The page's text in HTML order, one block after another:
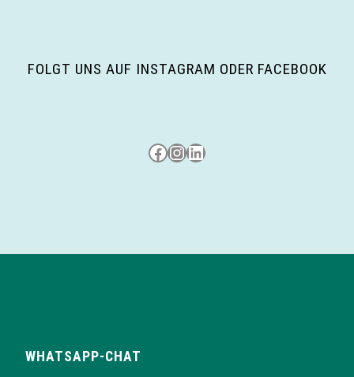
FOLGT UNS AUF INSTAGRAM ODER FACEBOOK
Besuche uns auf Facebook
Besuche uns auf Instagram
LinkedIn
WHATSAPP-CHAT